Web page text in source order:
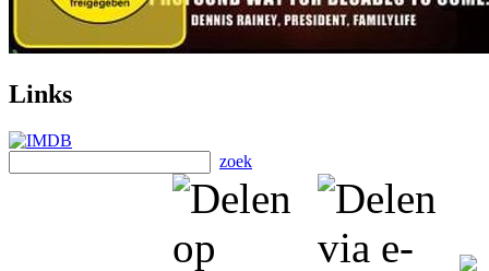
Links
zoek